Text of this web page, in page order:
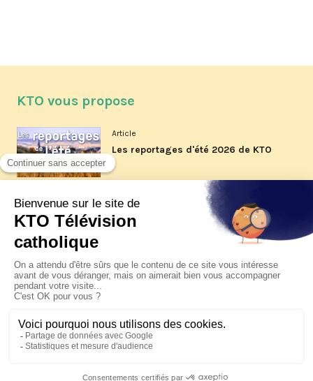
KTO vous propose
Article
Les reportages d'été 2026 de KTO
Article
La visite pastorale du pape Léon
XIV à Assise à suivre sur KTO le
Article
Le pape en Uruguay, Argentine et